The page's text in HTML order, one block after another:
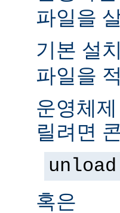
파일을
기본 설
파일을
운영체
릴려면
혹은